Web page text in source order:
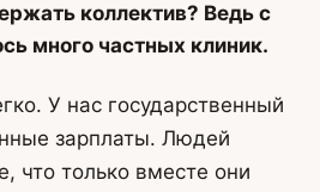
коллектив? Ведь с
много частных клиник.
У нас государственный
зарплаты. Людей
что только вместе они